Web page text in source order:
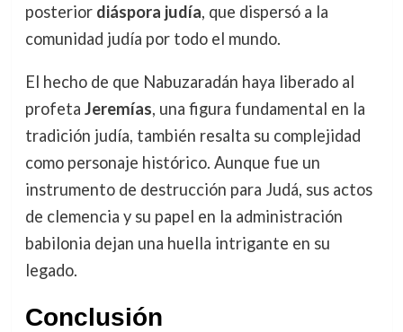
posterior diáspora judía, que dispersó a la
comunidad judía por todo el mundo.
El hecho de que Nabuzaradán haya liberado al
profeta Jeremías, una figura fundamental en la
tradición judía, también resalta su complejidad
como personaje histórico. Aunque fue un
instrumento de destrucción para Judá, sus actos
de clemencia y su papel en la administración
babilonia dejan una huella intrigante en su
legado.
Conclusión